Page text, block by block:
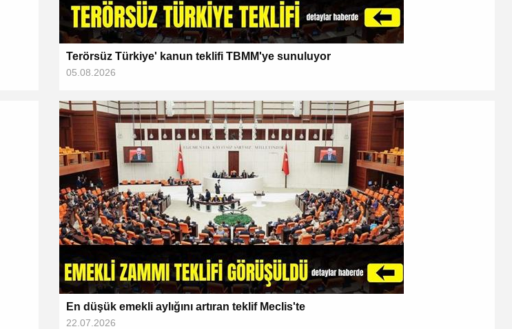
Terörsüz Türkiye' kanun teklifi TBMM'ye sunuluyor
05.08.2026
En düşük emekli aylığını artıran teklif Meclis'te
22.07.2026